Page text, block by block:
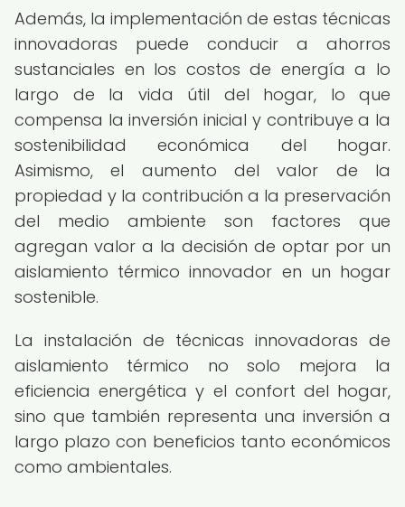
Además, la implementación de estas técnicas
innovadoras puede conducir a ahorros
sustanciales en los costos de energía a lo
largo de la vida útil del hogar, lo que
compensa la inversión inicial y contribuye a la
sostenibilidad económica del hogar.
Asimismo, el aumento del valor de la
propiedad y la contribución a la preservación
del medio ambiente son factores que
agregan valor a la decisión de optar por un
aislamiento térmico innovador en un hogar
sostenible.
La instalación de técnicas innovadoras de
aislamiento térmico no solo mejora la
eficiencia energética y el confort del hogar,
sino que también representa una inversión a
largo plazo con beneficios tanto económicos
como ambientales.